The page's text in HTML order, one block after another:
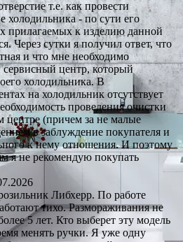
т.е. как провести
холодильника - по сути его
прилагаемых к изделию данной
Через сутки я получил ответ, что
и что мне необходимо
центр, который
холодильника. В
на холодильник отсутствует
проведения очистки
центре (причем за не малые
в заблуждение покупателя и
к нему отношения. И поэтому
я не рекомендую покупать
Либхерр. По работе
тихо. Размораживания не
5 лет. Кто выберет эту модель
менять ручки. Я уже одну